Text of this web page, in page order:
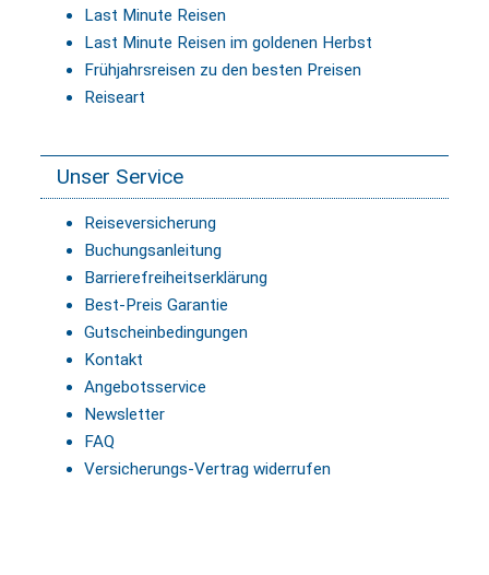
Last Minute Reisen
Last Minute Reisen im goldenen Herbst
Frühjahrsreisen zu den besten Preisen
Reiseart
Unser Service
Reiseversicherung
Buchungsanleitung
Barrierefreiheitserklärung
Best-Preis Garantie
Gutscheinbedingungen
Kontakt
Angebotsservice
Newsletter
FAQ
Versicherungs-Vertrag widerrufen